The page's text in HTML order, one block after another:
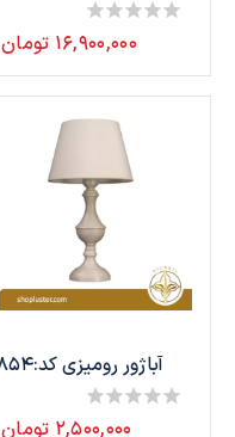
0
۱۶,۹۰۰,۰۰۰ تومان
آباژور رومیزی کد:854
0
۲,۵۰۰,۰۰۰ تومان